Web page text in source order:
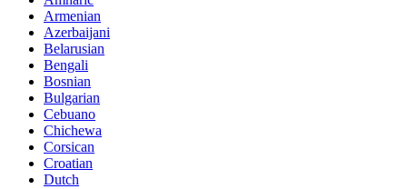
Armenian
Azerbaijani
Belarusian
Bengali
Bosnian
Bulgarian
Cebuano
Chichewa
Corsican
Croatian
Dutch